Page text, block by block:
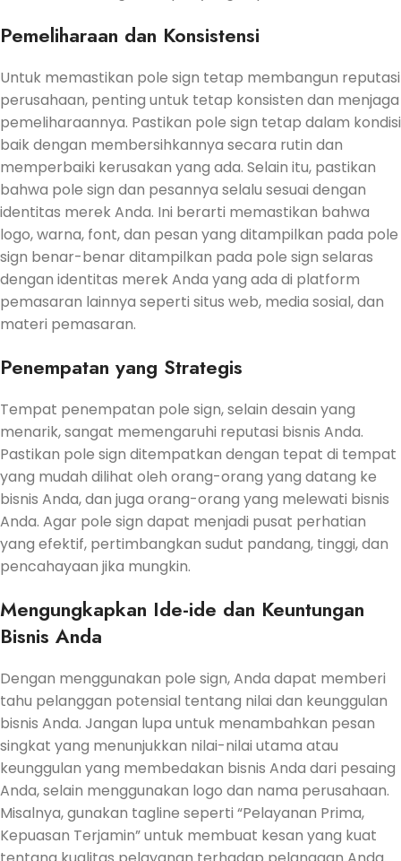
Pemeliharaan dan Konsistensi
Untuk memastikan pole sign tetap membangun reputasi
perusahaan, penting untuk tetap konsisten dan menjaga
pemeliharaannya. Pastikan pole sign tetap dalam kondisi
baik dengan membersihkannya secara rutin dan
memperbaiki kerusakan yang ada. Selain itu, pastikan
bahwa pole sign dan pesannya selalu sesuai dengan
identitas merek Anda. Ini berarti memastikan bahwa
logo, warna, font, dan pesan yang ditampilkan pada pole
sign benar-benar ditampilkan pada pole sign selaras
dengan identitas merek Anda yang ada di platform
pemasaran lainnya seperti situs web, media sosial, dan
materi pemasaran.
Penempatan yang Strategis
Tempat penempatan pole sign, selain desain yang
menarik, sangat memengaruhi reputasi bisnis Anda.
Pastikan pole sign ditempatkan dengan tepat di tempat
yang mudah dilihat oleh orang-orang yang datang ke
bisnis Anda, dan juga orang-orang yang melewati bisnis
Anda. Agar pole sign dapat menjadi pusat perhatian
yang efektif, pertimbangkan sudut pandang, tinggi, dan
pencahayaan jika mungkin.
Mengungkapkan Ide-ide dan Keuntungan
Bisnis Anda
Dengan menggunakan pole sign, Anda dapat memberi
tahu pelanggan potensial tentang nilai dan keunggulan
bisnis Anda. Jangan lupa untuk menambahkan pesan
singkat yang menunjukkan nilai-nilai utama atau
keunggulan yang membedakan bisnis Anda dari pesaing
Anda, selain menggunakan logo dan nama perusahaan.
Misalnya, gunakan tagline seperti “Pelayanan Prima,
Kepuasan Terjamin” untuk membuat kesan yang kuat